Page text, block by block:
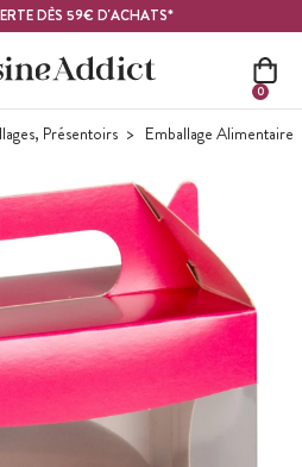
DÈS 59€ D'ACHATS*
0
Présentoirs Emballage Alimentaire